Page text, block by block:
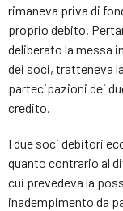
rimaneva priva di
proprio debito.
deliberato la messa
dei soci, tratteneva
partecipazioni dei
credito.
I due soci debitori
quanto contrario al
cui prevedeva la
inadempimento da